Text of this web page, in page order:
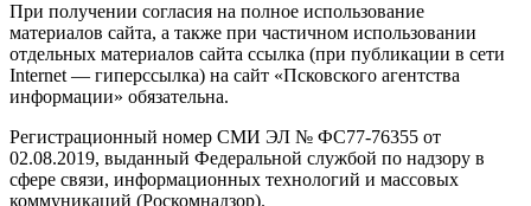
При получении согласия на полное использование
материалов сайта, а также при частичном использовании
отдельных материалов сайта ссылка (при публикации в сети
Internet — гиперссылка) на сайт «Псковского агентства
информации» обязательна.
Регистрационный номер СМИ ЭЛ № ФС77-76355 от
02.08.2019, выданный Федеральной службой по надзору в
сфере связи, информационных технологий и массовых
коммуникаций (Роскомнадзор).